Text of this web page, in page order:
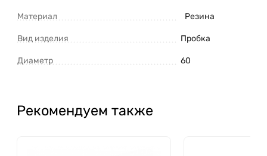
Материал Резина
Вид изделия Пробка
Диаметр 60
Рекомендуем также